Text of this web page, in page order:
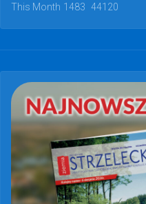
This Month 1483 44120